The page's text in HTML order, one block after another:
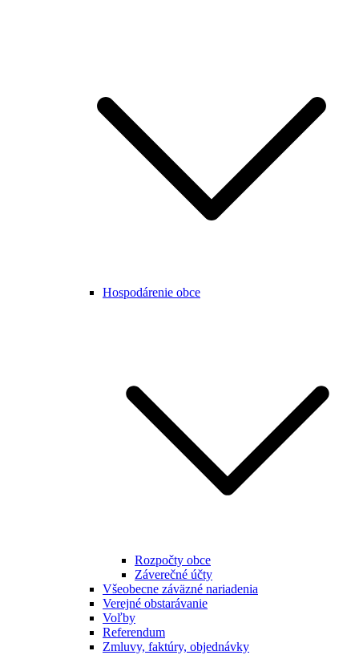
Hospodárenie obce
Rozpočty obce
Záverečné účty
Všeobecne záväzné nariadenia
Verejné obstarávanie
Voľby
Referendum
Zmluvy, faktúry, objednávky